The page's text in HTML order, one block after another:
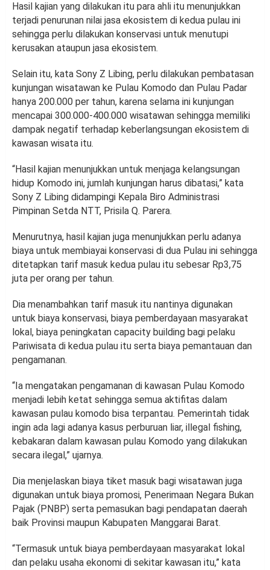
Hasil kajian yang dilakukan itu para ahli itu menunjukkan
terjadi penurunan nilai jasa ekosistem di kedua pulau ini
sehingga perlu dilakukan konservasi untuk menutupi
kerusakan ataupun jasa ekosistem.
Selain itu, kata Sony Z Libing, perlu dilakukan pembatasan
kunjungan wisatawan ke Pulau Komodo dan Pulau Padar
hanya 200.000 per tahun, karena selama ini kunjungan
mencapai 300.000-400.000 wisatawan sehingga memiliki
dampak negatif terhadap keberlangsungan ekosistem di
kawasan wisata itu.
“Hasil kajian menunjukkan untuk menjaga kelangsungan
hidup Komodo ini, jumlah kunjungan harus dibatasi,” kata
Sony Z Libing didampingi Kepala Biro Administrasi
Pimpinan Setda NTT, Prisila Q. Parera.
Menurutnya, hasil kajian juga menunjukkan perlu adanya
biaya untuk membiayai konservasi di dua Pulau ini sehingga
ditetapkan tarif masuk kedua pulau itu sebesar Rp3,75
juta per orang per tahun.
Dia menambahkan tarif masuk itu nantinya digunakan
untuk biaya konservasi, biaya pemberdayaan masyarakat
lokal, biaya peningkatan capacity building bagi pelaku
Pariwisata di kedua pulau itu serta biaya pemantauan dan
pengamanan.
“Ia mengatakan pengamanan di kawasan Pulau Komodo
menjadi lebih ketat sehingga semua aktifitas dalam
kawasan pulau komodo bisa terpantau. Pemerintah tidak
ingin ada lagi adanya kasus perburuan liar, illegal fishing,
kebakaran dalam kawasan pulau Komodo yang dilakukan
secara ilegal,” ujarnya.
Dia menjelaskan biaya tiket masuk bagi wisatawan juga
digunakan untuk biaya promosi, Penerimaan Negara Bukan
Pajak (PNBP) serta pemasukan bagi pendapatan daerah
baik Provinsi maupun Kabupaten Manggarai Barat.
“Termasuk untuk biaya pemberdayaan masyarakat lokal
dan pelaku usaha ekonomi di sekitar kawasan itu,” kata